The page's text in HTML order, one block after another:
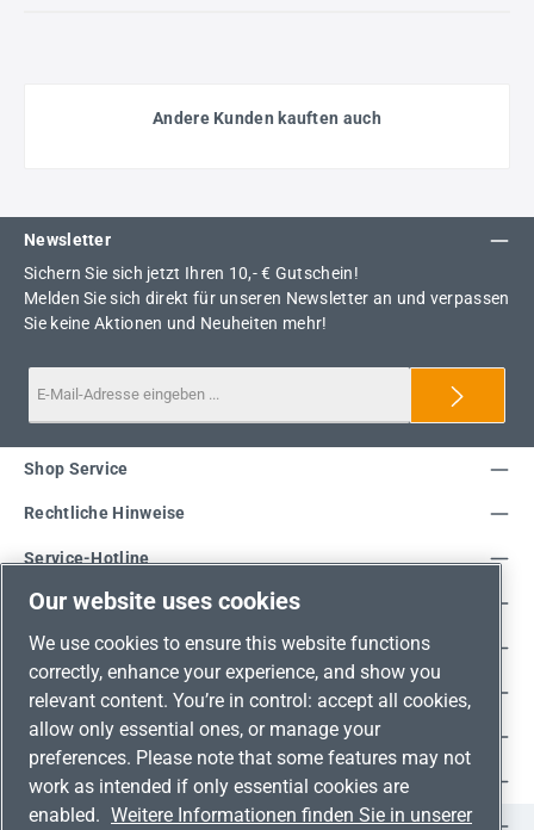
Andere Kunden kauften auch
Newsletter
Sichern Sie sich jetzt Ihren 10,- € Gutschein!
Melden Sie sich direkt für unseren Newsletter an und verpassen
Sie keine Aktionen und Neuheiten mehr!
Service-Hotline
Shop Service
Rechtliche Hinweise
Unsere Vorteile
Versandarten
Zahlungsarten
Adresse
Umweltschutz & Partnerschaft
Jetzt auf Social Media folgen!
Our website uses cookies
We use cookies to ensure this website functions
correctly, enhance your experience, and show you
relevant content. You’re in control: accept all cookies,
allow only essential ones, or manage your
preferences. Please note that some features may not
work as intended if only essential cookies are
enabled. Weitere Informationen finden Sie in unserer